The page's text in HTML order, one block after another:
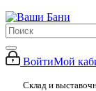
ВойтиМой
Склад и